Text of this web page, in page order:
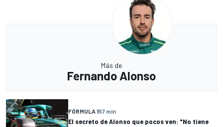
Más de
Fernando Alonso
FÓRMULA 157 min
El secreto de Alonso que pocos ven: "No tiene